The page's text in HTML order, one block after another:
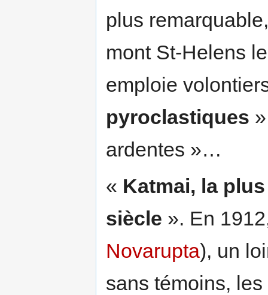
plus
mont St-Helens
emploie
pyroclastiques
ardentes »…
« Katmai, la
siècle ». En
Novarupta), un
sans témoins,